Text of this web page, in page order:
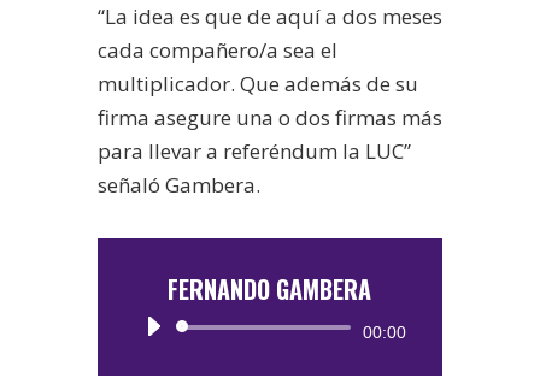
“La idea es que de aquí a dos meses
cada compañero/a sea el
multiplicador. Que además de su
firma asegure una o dos firmas más
para llevar a referéndum la LUC”
señaló Gambera.
FERNANDO GAMBERA
Reproductor
00:00